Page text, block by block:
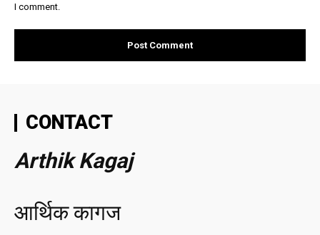
I comment.
CONTACT
Arthik Kagaj
आर्थिक कागज